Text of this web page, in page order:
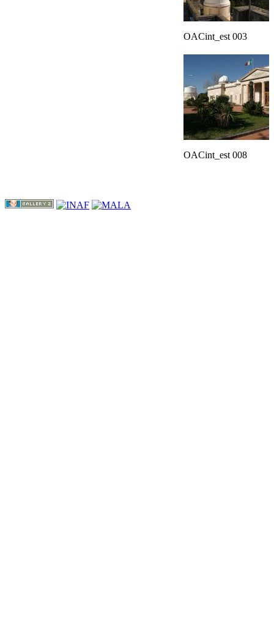
OACint_est 003
OACint_est 008